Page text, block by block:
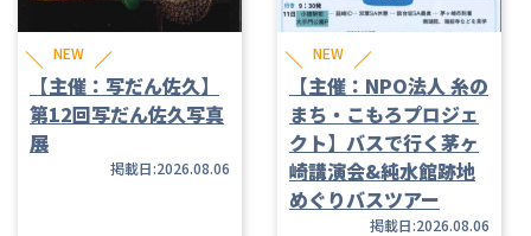
NEW
【主催：写だん佐久】
第12回写だん佐久写真
展
掲載日:2026.08.06
NEW
【主催：NPO法人 糸の
まち・こもろプロジェ
クト】バスで行く茅ヶ
崎講演会&純水館跡地
めぐりバスツアー
掲載日:2026.08.06